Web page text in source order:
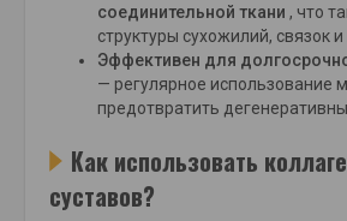
соединительной ткани , что
структуры сухожилий, связок
Эффективен для
— регулярное использование
предотвратить
Как использовать
суставов?